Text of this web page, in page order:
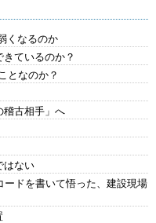
くなるのか
ているのか？
となのか？
稽古相手」へ
はない
ードを書いて悟った、建設現場